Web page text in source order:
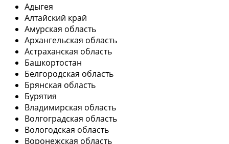
Адыгея
Алтайский край
Амурская область
Архангельская область
Астраханская область
Башкортостан
Белгородская область
Брянская область
Бурятия
Владимирская область
Волгоградская область
Вологодская область
Воронежская область